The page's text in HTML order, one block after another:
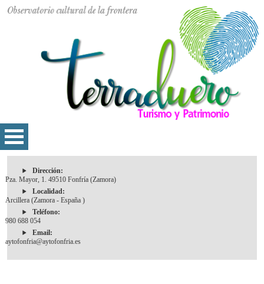
Dirección:
Pza. Mayor, 1. 49510 Fonfría (Zamora)
Localidad:
Arcillera (Zamora - España )
Teléfono:
980 688 054
Email:
aytofonfria@aytofonfria.es